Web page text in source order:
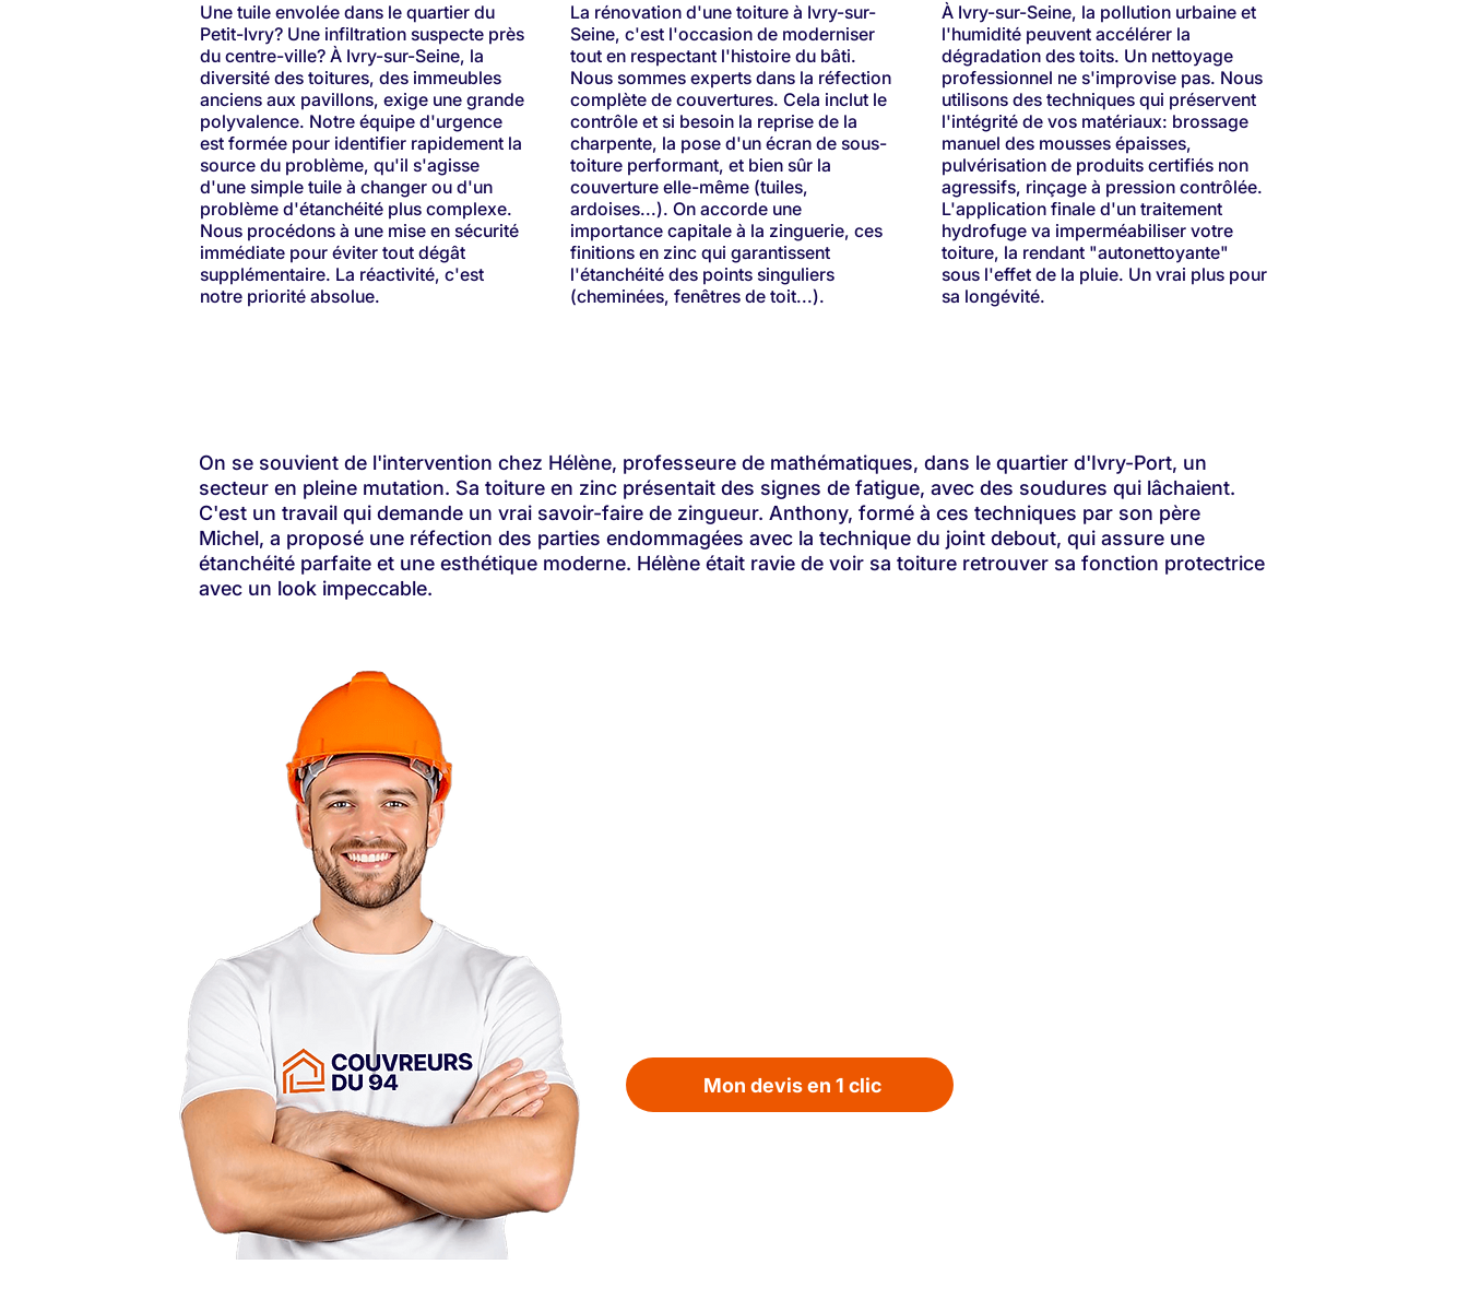
Une tuile envolée dans le quartier du
Petit-Ivry? Une infiltration suspecte près
du centre-ville? À Ivry-sur-Seine, la
diversité des toitures, des immeubles
anciens aux pavillons, exige une grande
polyvalence. Notre équipe d'urgence
est formée pour identifier rapidement la
source du problème, qu'il s'agisse
d'une simple tuile à changer ou d'un
problème d'étanchéité plus complexe.
Nous procédons à une mise en sécurité
immédiate pour éviter tout dégât
supplémentaire. La réactivité, c'est
notre priorité absolue.
La rénovation d'une toiture à Ivry-sur-
Seine, c'est l'occasion de moderniser
tout en respectant l'histoire du bâti.
Nous sommes experts dans la réfection
complète de couvertures. Cela inclut le
contrôle et si besoin la reprise de la
charpente, la pose d'un écran de sous-
toiture performant, et bien sûr la
couverture elle-même (tuiles,
ardoises...). On accorde une
importance capitale à la zinguerie, ces
finitions en zinc qui garantissent
l'étanchéité des points singuliers
(cheminées, fenêtres de toit...).
À Ivry-sur-Seine, la pollution urbaine et
l'humidité peuvent accélérer la
dégradation des toits. Un nettoyage
professionnel ne s'improvise pas. Nous
utilisons des techniques qui préservent
l'intégrité de vos matériaux: brossage
manuel des mousses épaisses,
pulvérisation de produits certifiés non
agressifs, rinçage à pression contrôlée.
L'application finale d'un traitement
hydrofuge va imperméabiliser votre
toiture, la rendant "autonettoyante"
sous l'effet de la pluie. Un vrai plus pour
sa longévité.
On se souvient de l'intervention chez Hélène, professeure de mathématiques, dans le quartier d'Ivry-Port, un
secteur en pleine mutation. Sa toiture en zinc présentait des signes de fatigue, avec des soudures qui lâchaient.
C'est un travail qui demande un vrai savoir-faire de zingueur. Anthony, formé à ces techniques par son père
Michel, a proposé une réfection des parties endommagées avec la technique du joint debout, qui assure une
étanchéité parfaite et une esthétique moderne. Hélène était ravie de voir sa toiture retrouver sa fonction protectrice
avec un look impeccable.
Mon devis en 1 clic